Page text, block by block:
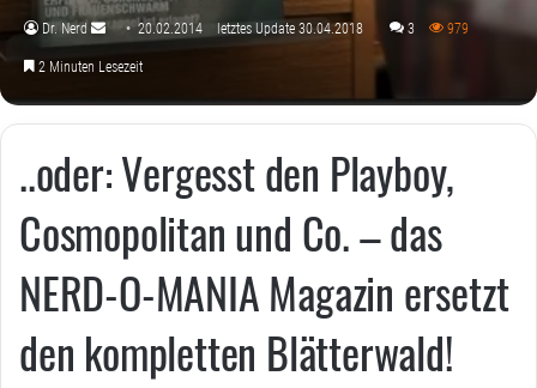
Dr. Nerd
Sende
Mail
20.02.2014 letztes Update 30.04.2018 3 979
2 Minuten Lesezeit
..oder: Vergesst den Playboy,
Cosmopolitan und Co. – das
NERD-O-MANIA Magazin ersetzt
den kompletten Blätterwald!